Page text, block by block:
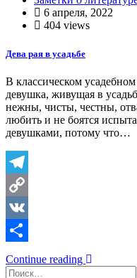
6 апреля, 2022
404 views
Дева рая в усадьбе
В классическом усадебном
девушка, живущая в
нежны, чисты, честны,
любить и не боятся
девушками, потому что…
Telegram
Copy
Link
VK
Отправить
Continue reading
Найти: